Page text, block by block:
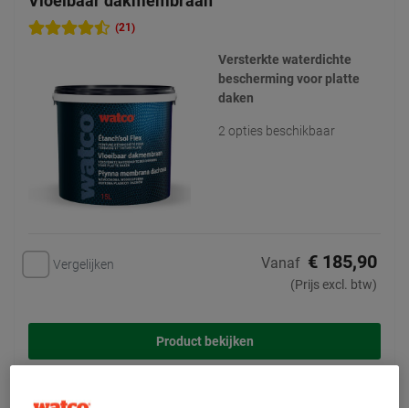
(21)
Versterkte waterdichte
bescherming voor platte
daken
2 opties beschikbaar
Vergelijken Vanaf € 185,90
(Prijs excl. btw)
Product bekijken